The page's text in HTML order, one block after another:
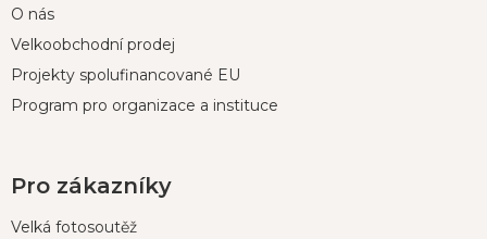
O nás
Velkoobchodní prodej
Projekty spolufinancované EU
Program pro organizace a instituce
Pro zákazníky
Velká fotosoutěž